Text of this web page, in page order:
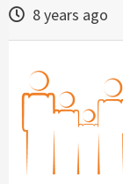
8 years ago